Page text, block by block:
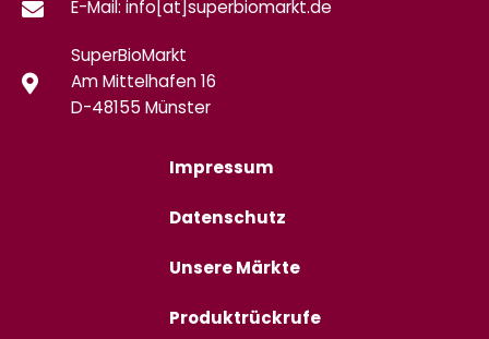
E-Mail: info[at]superbiomarkt.de
SuperBioMarkt
Am Mittelhafen 16
D-48155 Münster
Impressum
Datenschutz
Unsere Märkte
Produktrückrufe